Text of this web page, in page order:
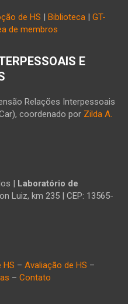
de HS Biblioteca
GT-
de membros
E
Relações Interpessoais
coordenado por Zilda A.
|
Laboratório de
Luiz, km 235 | CEP: 13565-
HS – Avaliação de HS –
– Contato